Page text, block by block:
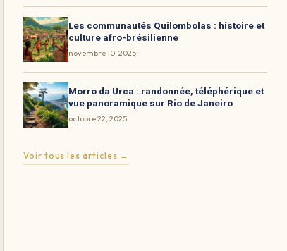
Les communautés Quilombolas : histoire et
culture afro-brésilienne
novembre 10, 2025
Morro da Urca : randonnée, téléphérique et
vue panoramique sur Rio de Janeiro
octobre 22, 2025
Voir tous les articles →